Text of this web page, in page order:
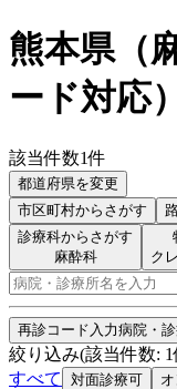
熊本県（
ード対応）
該当件数1件
都道府県を変更
市区町村からさがす
診療科からさがす
麻酔科
ク
再診コード入力病院・
絞り込み(該当件数: 1
すべて
対面診療可